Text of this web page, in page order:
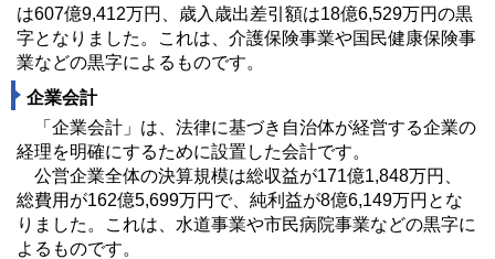
は607億9,412万円、歳入歳出差引額は18億6,529万円の黒
字となりました。これは、介護保険事業や国民健康保険事
業などの黒字によるものです。
企業会計
「企業会計」は、法律に基づき自治体が経営する企業の
経理を明確にするために設置した会計です。
公営企業全体の決算規模は総収益が171億1,848万円、
総費用が162億5,699万円で、純利益が8億6,149万円とな
りました。これは、水道事業や市民病院事業などの黒字に
よるものです。